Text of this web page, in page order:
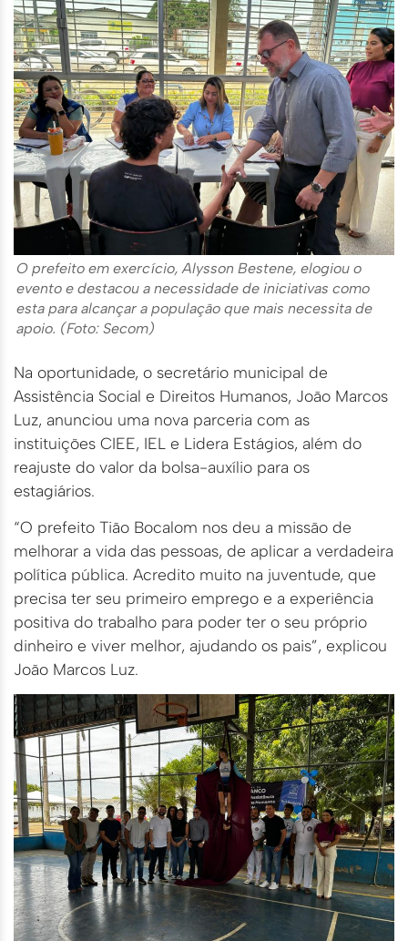
O prefeito em exercício, Alysson Bestene, elogiou o
evento e destacou a necessidade de iniciativas como
esta para alcançar a população que mais necessita de
apoio. (Foto: Secom)
Na oportunidade, o secretário municipal de
Assistência Social e Direitos Humanos, João Marcos
Luz, anunciou uma nova parceria com as
instituições CIEE, IEL e Lidera Estágios, além do
reajuste do valor da bolsa-auxílio para os
estagiários.
“O prefeito Tião Bocalom nos deu a missão de
melhorar a vida das pessoas, de aplicar a verdadeira
política pública. Acredito muito na juventude, que
precisa ter seu primeiro emprego e a experiência
positiva do trabalho para poder ter o seu próprio
dinheiro e viver melhor, ajudando os pais”, explicou
João Marcos Luz.